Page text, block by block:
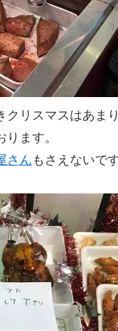
リスマスはあま
ます。
さんもさえないです